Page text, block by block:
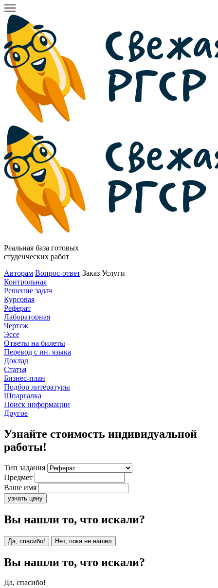
Реальная база готовых
студенческих работ
Авторам Вопрос-ответ Заказ Услуги
Контрольная
Решение задач
Курсовая
Реферат
Лабораторная
Чертеж
Эссе
Ответы на билеты
Перевод с ин. языка
Доклад
Статья
Бизнес-план
Подбор литературы
Шпаргалка
Поиск информации
Другое
Узнайте стоимость индивидуальной
работы!
Тип задания
Предмет
Ваше имя
узнать цену
Вы нашли то, что искали?
Да, спасибо! Нет, пока не нашел
Вы нашли то, что искали?
Да, спасибо!